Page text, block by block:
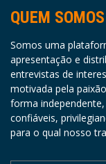
QUEM SOMOS
Somos uma
apresentação e
entrevistas de
motivada pela
forma
confiáveis,
para o qual nosso